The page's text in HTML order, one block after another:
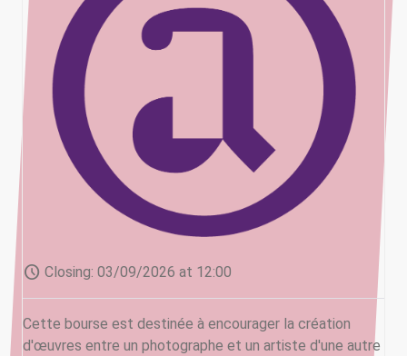
schedule Closing: 03/09/2026 at 12:00
Cette bourse est destinée à encourager la création
d'œuvres entre un photographe et un artiste d'une autre